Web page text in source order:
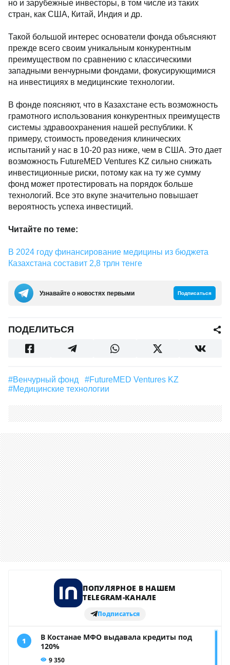
но и зарубежные инвесторы, в том числе из таких
стран, как США, Китай, Индия и др.
Такой большой интерес основатели фонда объясняют
прежде всего своим уникальным конкурентным
преимуществом по сравнению с классическими
западными венчурными фондами, фокусирующимися
на инвестициях в медицинские технологии.
В фонде поясняют, что в Казахстане есть возможность
грамотного использования конкурентных преимуществ
системы здравоохранения нашей республики. К
примеру, стоимость проведения клинических
испытаний у нас в 10-20 раз ниже, чем в США. Это дает
возможность FutureMED Ventures KZ сильно снижать
инвестиционные риски, потому как на ту же сумму
фонд может протестировать на порядок больше
технологий. Все это вкупе значительно повышает
вероятность успеха инвестиций.
Читайте по теме:
В 2024 году финансирование медицины из бюджета
Казахстана составит 2,8 трлн тенге
Узнавайте о новостях первыми Подписаться
ПОДЕЛИТЬСЯ
#венчурный фонд
#FutureMED Ventures KZ
#медицинские технологии